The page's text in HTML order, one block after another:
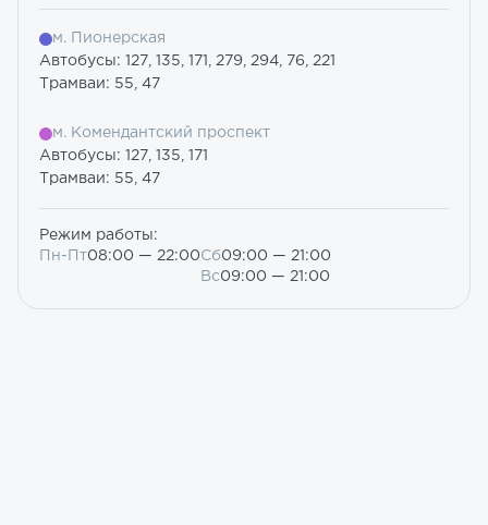
м. Пионерская
Автобусы: 127, 135, 171, 279, 294, 76, 221
Трамваи: 55, 47
м. Комендантский проспект
Автобусы: 127, 135, 171
Трамваи: 55, 47
Режим работы:
Пн-Пт08:00 — 22:00Сб09:00 — 21:00
Вс09:00 — 21:00